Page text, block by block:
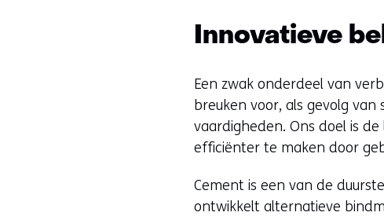
Innovatieve
Een zwak onderdeel van
breuken voor, als gevolg
vaardigheden. Ons doel is
efficiënter te maken door
Cement is een van de
ontwikkelt alternatieve